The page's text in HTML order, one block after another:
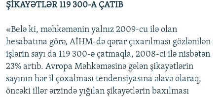
ŞİKAYƏTLƏR 119 300-A ÇATIB
«Belə ki, məhkəmənin yalnız 2009-cu ilə olan
hesabatına görə, AİHM-də qərar çıxarılması gözlənilən
işlərin sayı da 119 300-ə çatmaqla, 2008-ci ilə nisbətən
23% artıb. Avropa Məhkəməsinə gələn şikayətlərin
sayının hər il çoxalması tendensiyasına əlavə olaraq,
öncəki illər ərzində yığılan şikayətlərin baxılması